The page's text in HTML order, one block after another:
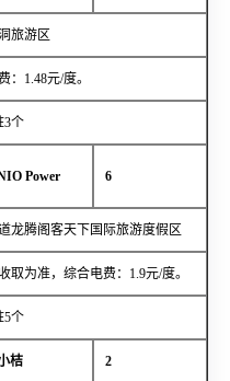
旅游区
：1.48元/度。
3个
Power 6
龙腾阁客天下国际旅游度假区
取为准，综合电费：1.9元/度。
5个
桔 2